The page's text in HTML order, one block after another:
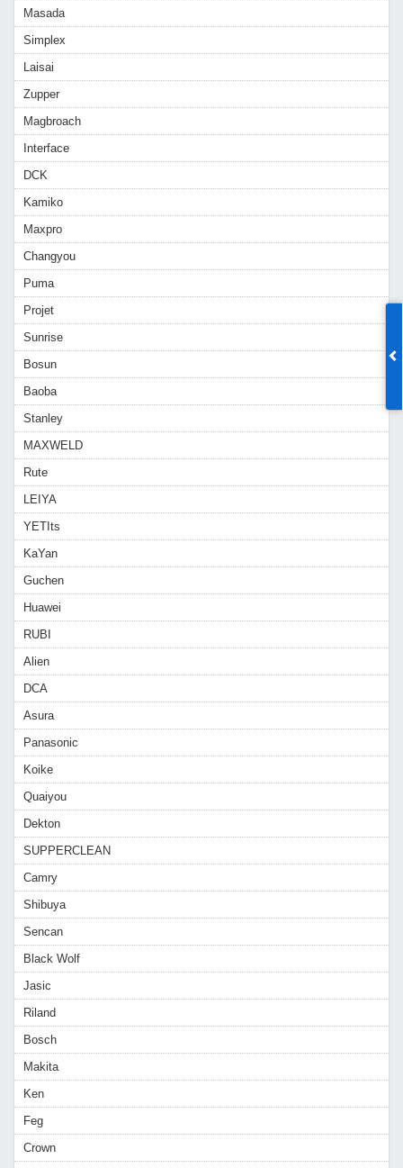
Masada
Simplex
Laisai
Zupper
Magbroach
Interface
DCK
Kamiko
Maxpro
Changyou
Puma
Projet
Sunrise
Bosun
Baoba
Stanley
MAXWELD
Rute
LEIYA
YETIts
KaYan
Guchen
Huawei
RUBI
Alien
DCA
Asura
Panasonic
Koike
Quaiyou
Dekton
SUPPERCLEAN
Camry
Shibuya
Sencan
Black Wolf
Jasic
Riland
Bosch
Makita
Ken
Feg
Crown